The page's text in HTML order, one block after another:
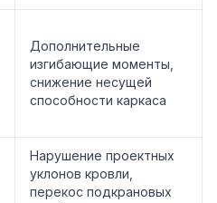
Дополнительные
изгибающие моменты,
снижение несущей
способности каркаса
Нарушение проектных
уклонов кровли,
перекос подкрановых